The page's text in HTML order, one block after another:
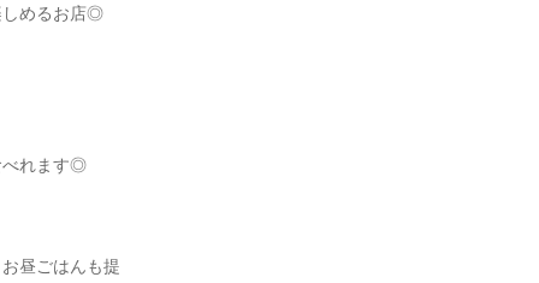
しめるお店◎
べれます◎
昼ごはんも提